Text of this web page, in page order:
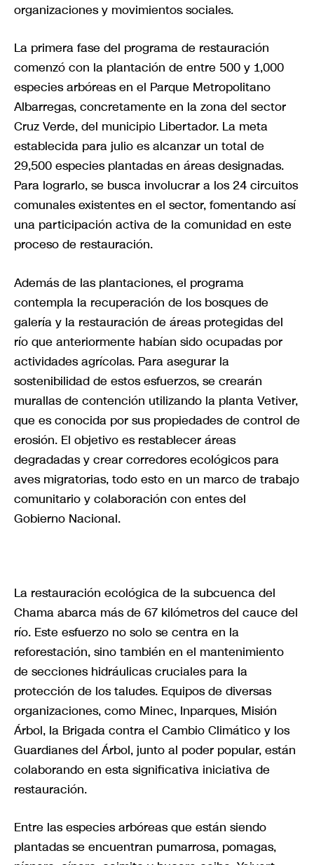
organizaciones y movimientos sociales.
La primera fase del programa de restauración
comenzó con la plantación de entre 500 y 1,000
especies arbóreas en el Parque Metropolitano
Albarregas, concretamente en la zona del sector
Cruz Verde, del municipio Libertador. La meta
establecida para julio es alcanzar un total de
29,500 especies plantadas en áreas designadas.
Para lograrlo, se busca involucrar a los 24 circuitos
comunales existentes en el sector, fomentando así
una participación activa de la comunidad en este
proceso de restauración.
Además de las plantaciones, el programa
contempla la recuperación de los bosques de
galería y la restauración de áreas protegidas del
río que anteriormente habían sido ocupadas por
actividades agrícolas. Para asegurar la
sostenibilidad de estos esfuerzos, se crearán
murallas de contención utilizando la planta Vetiver,
que es conocida por sus propiedades de control de
erosión. El objetivo es restablecer áreas
degradadas y crear corredores ecológicos para
aves migratorias, todo esto en un marco de trabajo
comunitario y colaboración con entes del
Gobierno Nacional.
La restauración ecológica de la subcuenca del
Chama abarca más de 67 kilómetros del cauce del
río. Este esfuerzo no solo se centra en la
reforestación, sino también en el mantenimiento
de secciones hidráulicas cruciales para la
protección de los taludes. Equipos de diversas
organizaciones, como Minec, Inparques, Misión
Árbol, la Brigada contra el Cambio Climático y los
Guardianes del Árbol, junto al poder popular, están
colaborando en esta significativa iniciativa de
restauración.
Entre las especies arbóreas que están siendo
plantadas se encuentran pumarrosa, pomagas,